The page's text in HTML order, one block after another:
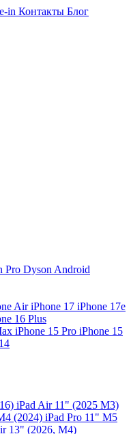
in Контакты Блог
Pro Dyson Android
AiriPhone 17 iPhone 17e
16 Plus
iPhone 15 Pro iPhone 15
iPad Air 11" (2025 M3)
(2024) iPad Pro 11" M5
13" (2026, M4)